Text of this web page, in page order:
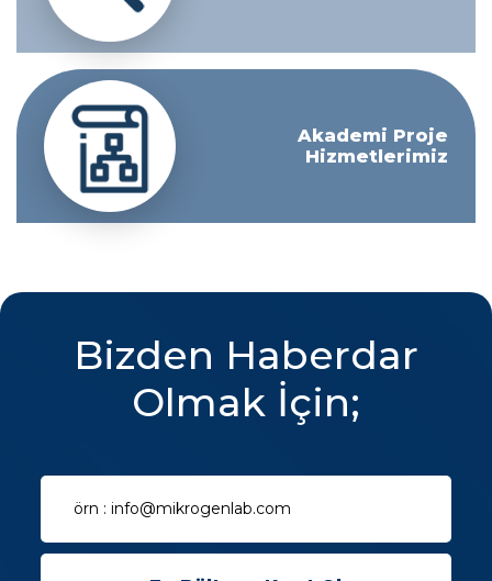
Akademi Proje
Hizmetlerimiz
Bizden Haberdar
Olmak İçin;